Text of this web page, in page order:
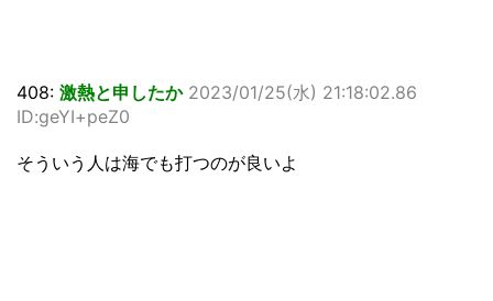
408: 激熱と申したか 2023/01/25(水) 21:18:02.86
ID:geYI+peZ0
そういう人は海でも打つのが良いよ